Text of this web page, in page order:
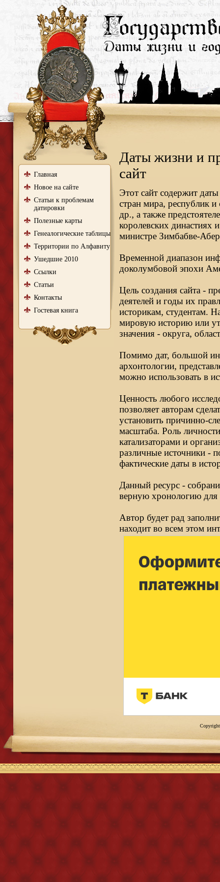
Главная
Новое на сайте
Статьи к проблемам
датировки
Полезные карты
Генеалогические таблицы
Территории по Алфавиту
Ушедшие 2010
Ссылки
Статьи
Контакты
Гостевая книга
Даты жизни и
сайт
Этот сайт содержит
стран мира, республик и
др., а также
королевских династиях
министре Зимбабве-
Временной диапазон
доколумбовой эпохи
Цель создания сайта -
деятелей и годы их
историкам, студентам.
мировую историю или
значения - округа,
Помимо дат, большой
архонтологии,
можно использовать в
Ценность любого
позволяет авторам
установить причинно-
масштаба. Роль
катализаторами и
различные источники -
фактические даты в
Данный ресурс -
верную хронологию для
Автор будет рад
находит во всем этом
Copyright